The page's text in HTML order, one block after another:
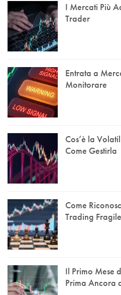
I Mercati Più
Trader
Entrata a
Monitorare
Cos’è la
Come Gestirla
Come
Trading
Il Primo Mese
Prima Ancora